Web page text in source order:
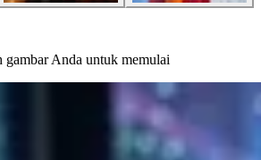
gambar Anda untuk memulai